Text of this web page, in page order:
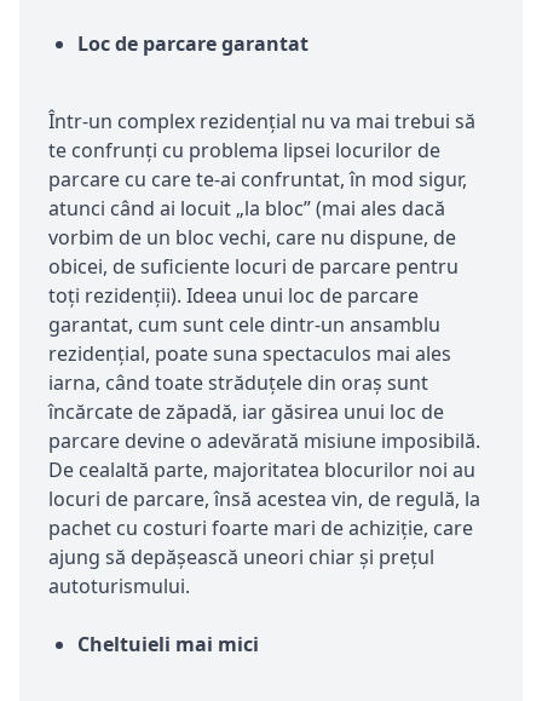
Loc de parcare garantat
Într-un complex rezidențial nu va mai trebui să
te confrunți cu problema lipsei locurilor de
parcare cu care te-ai confruntat, în mod sigur,
atunci când ai locuit „la bloc” (mai ales dacă
vorbim de un bloc vechi, care nu dispune, de
obicei, de suficiente locuri de parcare pentru
toți rezidenții). Ideea unui loc de parcare
garantat, cum sunt cele dintr-un ansamblu
rezidențial, poate suna spectaculos mai ales
iarna, când toate străduțele din oraș sunt
încărcate de zăpadă, iar găsirea unui loc de
parcare devine o adevărată misiune imposibilă.
De cealaltă parte, majoritatea blocurilor noi au
locuri de parcare, însă acestea vin, de regulă, la
pachet cu costuri foarte mari de achiziție, care
ajung să depășească uneori chiar și prețul
autoturismului.
Cheltuieli mai mici